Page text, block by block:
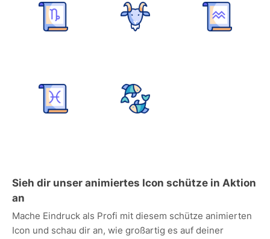
Sieh dir unser animiertes Icon schütze in Aktion
an
Mache Eindruck als Profi mit diesem schütze animierten
Icon und schau dir an, wie großartig es auf deiner